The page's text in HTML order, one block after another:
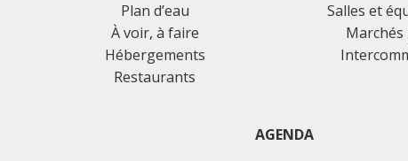
Plan d’eau
À voir, à faire
Hébergements
Restaurants
Salles et
Marchés
AGENDA